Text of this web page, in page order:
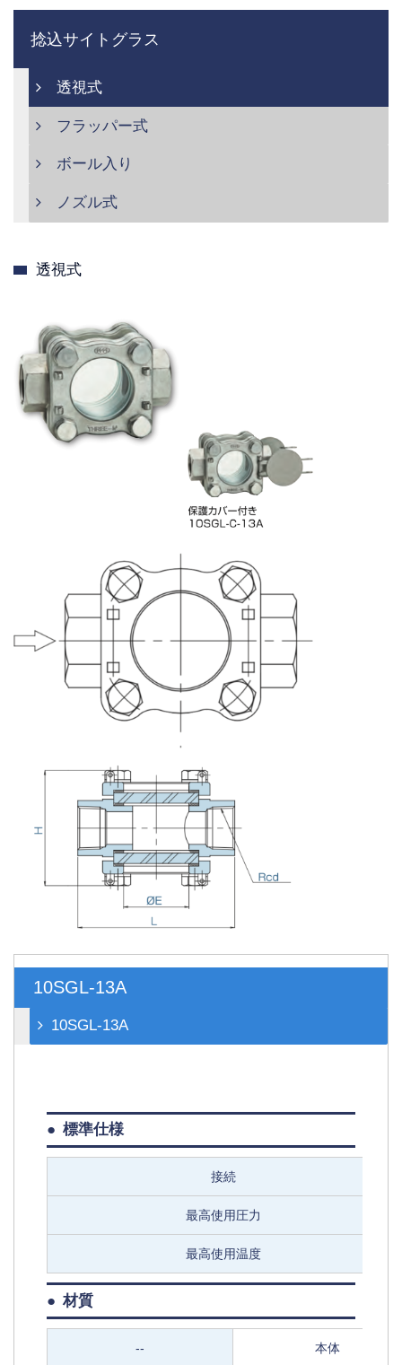
捻込サイトグラス
透視式
フラッパー式
ボール入り
ノズル式
透視式
10SGL-13A
10SGL-13A
標準仕様
接続
最高使用圧力
最高使用温度
材質
-- 本体